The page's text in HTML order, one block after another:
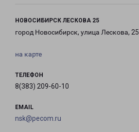
НОВОСИБИРСК ЛЕСКОВА 25
город Новосибирск, улица Лескова, 25
на карте
ТЕЛЕФОН
8(383) 209-60-10
EMAIL
nsk@pecom.ru